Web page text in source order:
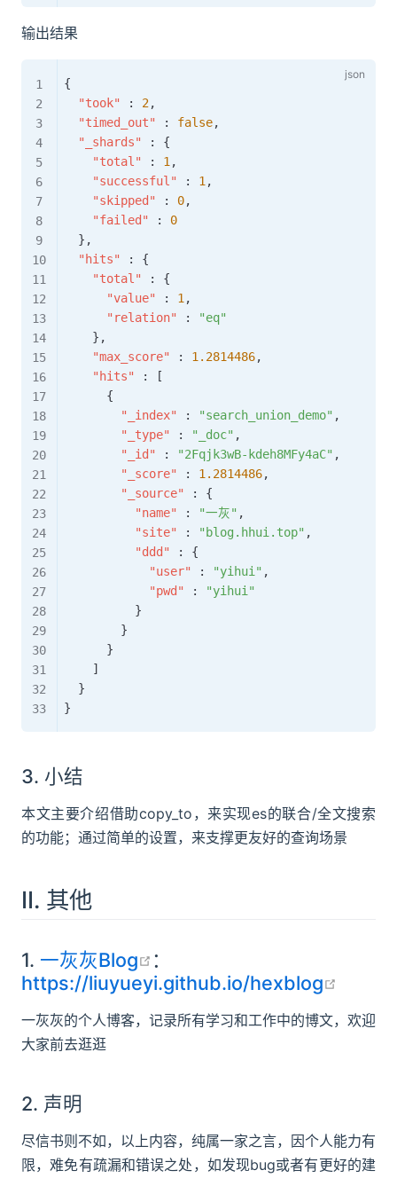
输出结果
{
"took"
: 2,
"timed_out"
: false,
"_shards"
:
{
"total"
: 1 ,
"successful"
: 1 ,
"skipped"
: 0,
"failed"
:
0
} ,
"hits"
:
{
"total"
:
{
"value"
: 1 ,
"relation"
:
"eq"
} ,
"max_score"
: 1.2814486,
"hits"
:
[
{
"_index"
: "search_union_demo" ,
"_type"
: "_doc" ,
"_id"
: "2Fqjk3wB-kdeh8MFy4aC" ,
"_score"
: 1.2814486,
"_source"
:
{
"name"
: "一灰" ,
"site"
: "blog.hhui.top" ,
"ddd"
:
{
"user"
: "yihui" ,
"pwd"
:
"yihui"
}
}
}
]
}
}
3. 小结
本文主要介绍借助copy_to，来实现es的联合/全文搜索
的功能；通过简单的设置，来支撑更友好的查询场景
II. 其他
1. 一灰灰Blog open in new window
：
https://liuyueyi.github.io/hexblog
一灰灰的个人博客，记录所有学习和工作中的博文，欢迎
大家前去逛逛
2. 声明
尽信书则不如，以上内容，纯属一家之言，因个人能力有
限，难免有疏漏和错误之处，如发现bug或者有更好的建